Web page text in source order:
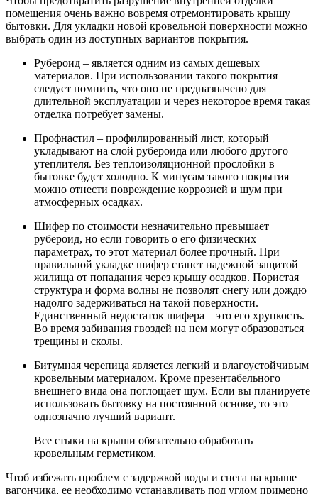
помещения очень важно вовремя отремонтировать крышу
бытовки. Для укладки новой кровельной поверхности можно
выбрать один из доступных вариантов покрытия.
Рубероид – является одним из самых дешевых
материалов. При использовании такого покрытия
следует помнить, что оно не предназначено для
длительной эксплуатации и через некоторое время такая
отделка потребует замены.
Профнастил – профилированный лист, который
укладывают на слой рубероида или любого другого
утеплителя. Без теплоизоляционной прослойки в
бытовке будет холодно. К минусам такого покрытия
можно отнести повреждение коррозией и шум при
атмосферных осадках.
Шифер по стоимости незначительно превышает
рубероид, но если говорить о его физических
параметрах, то этот материал более прочный. При
правильной укладке шифер станет надежной защитой
жилища от попадания через крышу осадков. Пористая
структура и форма волны не позволят снегу или дождю
надолго задерживаться на такой поверхности.
Единственный недостаток шифера – это его хрупкость.
Во время забивания гвоздей на нем могут образоваться
трещины и сколы.
Битумная черепица является легкий и влагоустойчивым
кровельным материалом. Кроме презентабельного
внешнего вида она поглощает шум. Если вы планируете
использовать бытовку на постоянной основе, то это
однозначно лучший вариант.
Все стыки на крыши обязательно обработать
кровельным герметиком.
Чтоб избежать проблем с задержкой воды и снега на крыше
вагончика, ее необходимо устанавливать под углом примерно